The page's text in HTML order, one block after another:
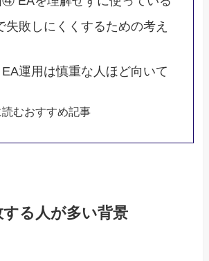
失敗しにくくするための考え
EA運用は慎重な人ほど向いて
読むおすすめ記事
る人が多い背景